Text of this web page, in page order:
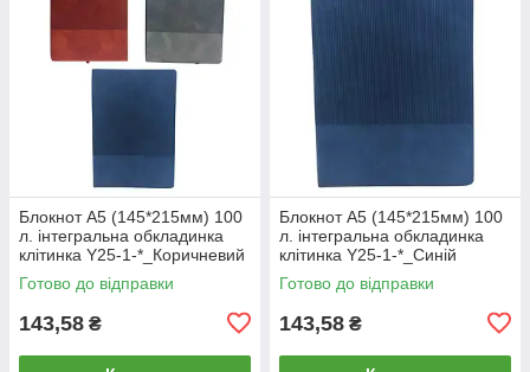
Блокнот А5 (145*215мм) 100
л. інтегральна обкладинка
клітинка Y25-1-*_Коричневий
Готово до відправки
143,58 ₴
Блокнот А5 (145*215мм) 100
л. інтегральна обкладинка
клітинка Y25-1-*_Синій
Готово до відправки
143,58 ₴